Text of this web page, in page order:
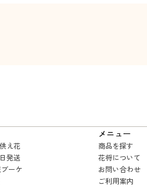
え花
発送
ーケ
メニュー
商品を探す
花将について
お問い合わせ
ご利用案内